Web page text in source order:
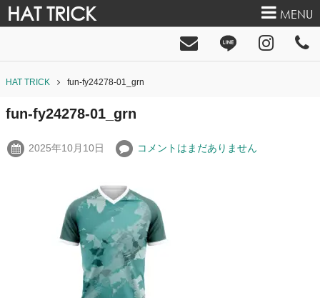
HAT TRICK MENU
HAT TRICK fun-fy24278-01_grn
fun-fy24278-01_grn
2025年10月10日 コメントはまだありません